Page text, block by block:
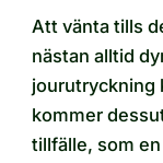
Att vänta tills
nästan alltid
jourutryckning
kommer
tillfälle, som